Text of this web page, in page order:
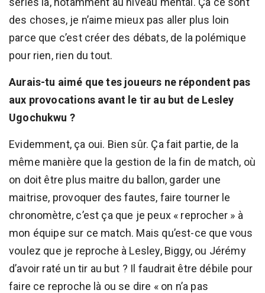
des choses, je n’aime mieux pas aller plus loin
parce que c’est créer des débats, de la polémique
pour rien, rien du tout.
Aurais-tu aimé que tes joueurs ne répondent pas
aux provocations avant le tir au but de Lesley
Ugochukwu ?
Evidemment, ça oui. Bien sûr. Ça fait partie, de la
même manière que la gestion de la fin de match, où
on doit être plus maitre du ballon, garder une
maitrise, provoquer des fautes, faire tourner le
chronomètre, c’est ça que je peux « reprocher » à
mon équipe sur ce match. Mais qu’est-ce que vous
voulez que je reproche à Lesley, Biggy, ou Jérémy
d’avoir raté un tir au but ? Il faudrait être débile pour
faire ce reproche là ou se dire « on n’a pas